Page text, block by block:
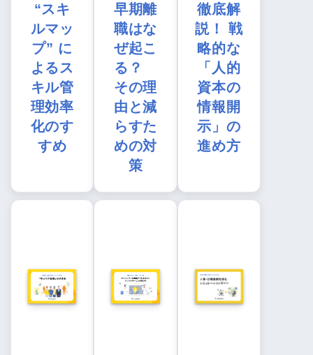
“スキ
ルマッ
プ” に
よるス
キル管
理効率
化のす
すめ
早期離
職はな
ぜ起こ
る？
その理
由と減
らすた
めの対
策
徹底解
説！ 戦
略的な
「人的
資本の
情報開
示」の
進め方